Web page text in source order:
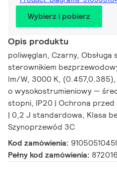
Wybierz i pobierz
Opis produktu
poliwęglan, Czarny,
sterownikiem
lm/W, 3000 K, (0.457,0.385),
o wysokostrumieniowy —
stopni, IP20 | Ochrona
| 0,2 J standardowa, Klasa
Szynoprzewód 3C
Kod zamówienia:
Pełny kod zamówienia: